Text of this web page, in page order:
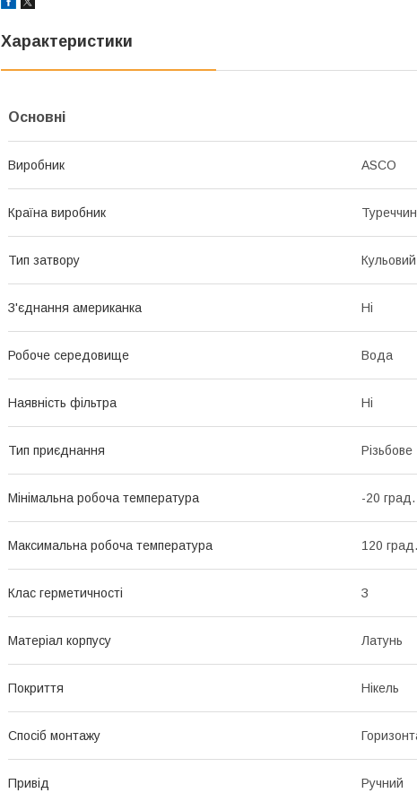
Характеристики
Основні
Виробник ASCO
Країна виробник
Тип затвору Кульовий
З'єднання американка Ні
Робоче середовище Вода
Наявність фільтра Ні
Тип приєднання Різьбове
Мінімальна робоча температура -20 град.
Максимальна робоча температура 120 град.
Клас герметичності З
Матеріал корпусу Латунь
Покриття Нікель
Спосіб монтажу
Привід Ручний